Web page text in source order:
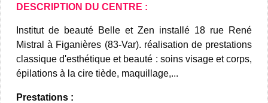
DESCRIPTION DU CENTRE :
Institut de beauté Belle et Zen installé 18 rue René
Mistral à Figanières (83-Var). réalisation de prestations
classique d'esthétique et beauté : soins visage et corps,
épilations à la cire tiède, maquillage,...
Prestations :